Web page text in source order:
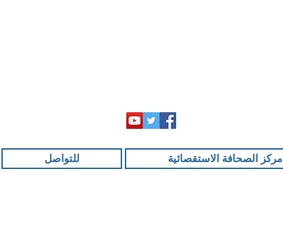
مركز الصحافة الاستقصائية للتواصل